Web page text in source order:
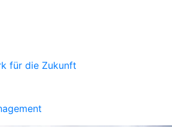
für die Zukunft